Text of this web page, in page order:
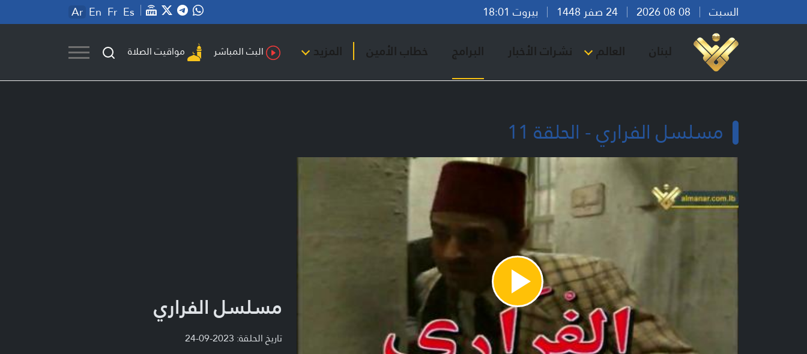
السبت بيروت 18:01 Ar En Fr Es
لبنان العالم نشرات الأخبار البرامج خطاب الأمين المزيد البث المباشر مواقيت الصلاة
مسلسل الفراري - الحلقة 11
Play
Video
مسلسل الفراري
تاريخ الحلقة: 2023-09-24